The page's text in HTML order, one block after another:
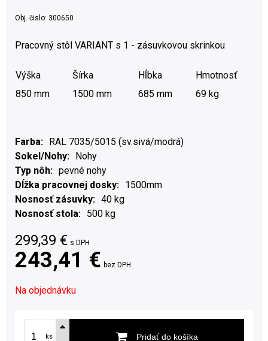
Obj. čislo: 300650
Pracovný stôl VARIANT s 1 - zásuvkovou skrinkou
Výška Šírka Hĺbka
Hmotnosť
850 mm
1500 mm 685 mm 69 kg
Farba
RAL 7035/5015 (sv.sivá/modrá)
Sokel/Nohy
Nohy
Typ nôh
pevné nohy
Dĺžka pracovnej dosky
1500mm
Nosnosť zásuvky
40 kg
Nosnosť stola
500 kg
299,39 € s DPH
243,41 € bez DPH
Na objednávku
ks Pridať do košíka